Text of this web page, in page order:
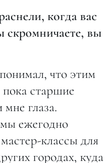
когда вас
скромничаете, вы
что этим
пока старшие
глаза.
ежегодно
классы для
городах, куда